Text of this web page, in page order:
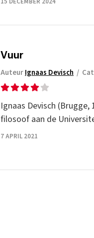
Vuur
AuteurIgnaas Devisch /
Ignaas Devisch
filosoof aan de
7 APRIL 2021